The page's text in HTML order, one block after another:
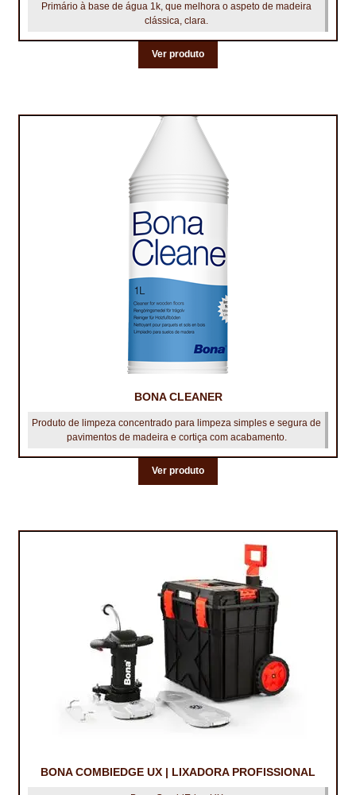
Primário à base de água 1k, que melhora o aspeto de madeira
clássica, clara.
Ver produto
BONA CLEANER
Produto de limpeza concentrado para limpeza simples e segura de
pavimentos de madeira e cortiça com acabamento.
Ver produto
BONA COMBIEDGE UX | LIXADORA PROFISSIONAL